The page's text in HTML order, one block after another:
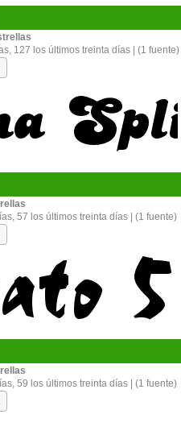
127 los últimos treinta días | (1 fuente)
57 los últimos treinta días | (1 fuente)
59 los últimos treinta días | (1 fuente)